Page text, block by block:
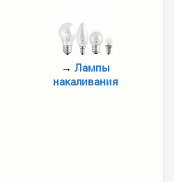
→ Лампы
накаливания